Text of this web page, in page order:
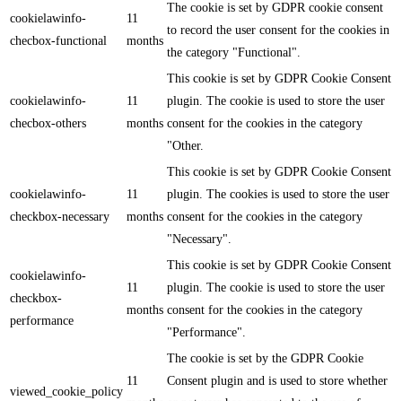
cookielawinfo-
checbox-functional
11
months
The cookie is set by GDPR cookie consent
to record the user consent for the cookies in
the category "Functional".
cookielawinfo-
checbox-others
11
months
This cookie is set by GDPR Cookie Consent
plugin. The cookie is used to store the user
consent for the cookies in the category
"Other.
cookielawinfo-
checkbox-necessary
11
months
This cookie is set by GDPR Cookie Consent
plugin. The cookies is used to store the user
consent for the cookies in the category
"Necessary".
cookielawinfo-
checkbox-
performance
11
months
This cookie is set by GDPR Cookie Consent
plugin. The cookie is used to store the user
consent for the cookies in the category
"Performance".
viewed_cookie_policy
11
The cookie is set by the GDPR Cookie
Consent plugin and is used to store whether